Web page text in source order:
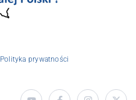
Polityka prywatności